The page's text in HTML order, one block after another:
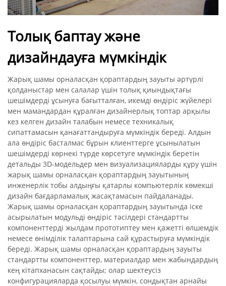
Толық баптау және
дизайндауға мүмкіндік
Жарық шамы орналасқан қораптардың зауыты әртүрлі
қолданыстар мен салалар үшін толық қиындықтағы
шешімдерді ұсынуға бағытталған, икемді өндіріс жүйелері
мен мамандардан құралған дизайнерлық топтар арқылы
кез келген дизайн талабын немесе техникалық
сипаттамасын қанағаттандыруға мүмкіндік береді. Алдын
ала өндіріс басталмас бұрын клиенттерге ұсынылатын
шешімдерді көрнекі түрде көрсетуге мүмкіндік беретін
детальды 3D-модельдер мен визуализацияларды құру үшін
жарық шамы орналасқан қораптардың зауытының
инженерлік тобы алдыңғы қатарлы компьютерлік көмекші
дизайн бағдарламалық жасақтамасын пайдаланады.
Жарық шамы орналасқан қораптардың зауытында іске
асырылатын модульді өндіріс тәсілдері стандартты
компоненттерді жылдам прототиптеу мен қажетті өлшемдік
немесе өнімділік талаптарына сай құрастыруға мүмкіндік
береді. Жарық шамы орналасқан қораптардың зауыты
стандартты компоненттер, материалдар мен жабындардың
кең кітапханасын сақтайды; олар шектеусіз
конфигурацияларда қосылуы мүмкін, сондықтан арнайы